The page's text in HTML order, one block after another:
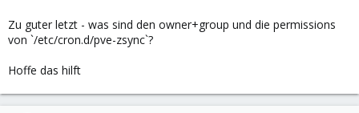
Zu guter letzt - was sind den owner+group und die permissions
von `/etc/cron.d/pve-zsync`?
Hoffe das hilft